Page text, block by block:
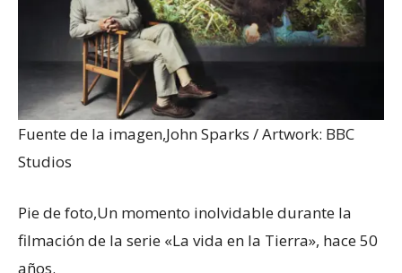
Fuente de la imagen,John Sparks / Artwork: BBC
Studios
Pie de foto,Un momento inolvidable durante la
filmación de la serie «La vida en la Tierra», hace 50
años.